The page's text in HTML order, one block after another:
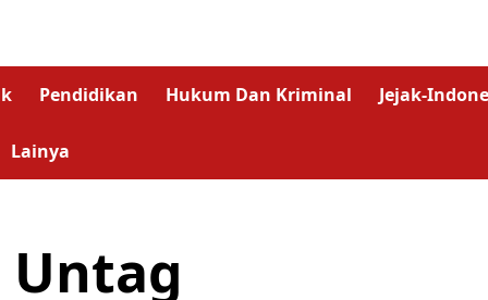
Pendidikan Hukum Dan Kriminal Jejak-
Lainya